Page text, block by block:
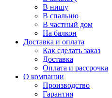
В нишу
В спальню
В частный дом
На балкон
Доставка и оплата
Как сделать заказ
Доставка
Оплата и рассрочка
О компании
Производство
Гарантия